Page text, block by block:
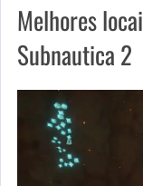
Melhores
Subnautica 2